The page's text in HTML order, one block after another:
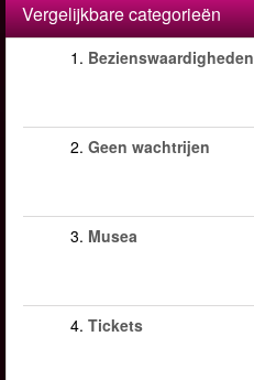
Vergelijkbare categorieën
1. Bezienswaardigheden
2. Geen wachtrijen
3. Musea
4. Tickets